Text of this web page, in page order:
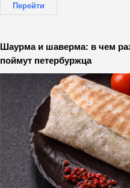
Перейти
Шаурма и шаверма: в чем
поймут петербуржца